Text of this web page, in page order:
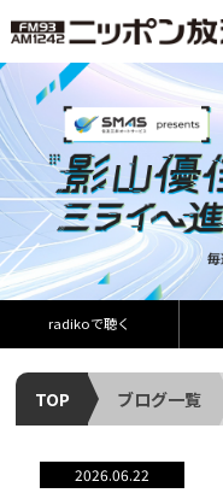
radikoで聴く
TOP ブログ一覧
2026.06.22